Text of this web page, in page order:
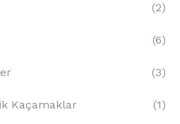
(2)
(6)
(3)
Kaçamaklar (1)